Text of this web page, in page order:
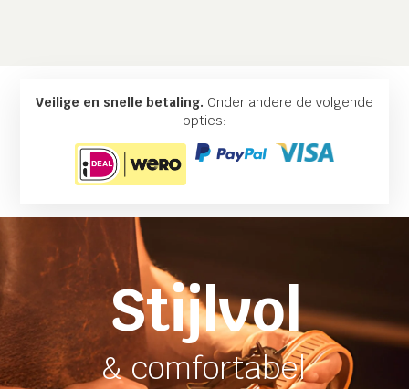
Veilige en snelle betaling. Onder andere de volgende
opties:
Stijlvol
& comfortabel